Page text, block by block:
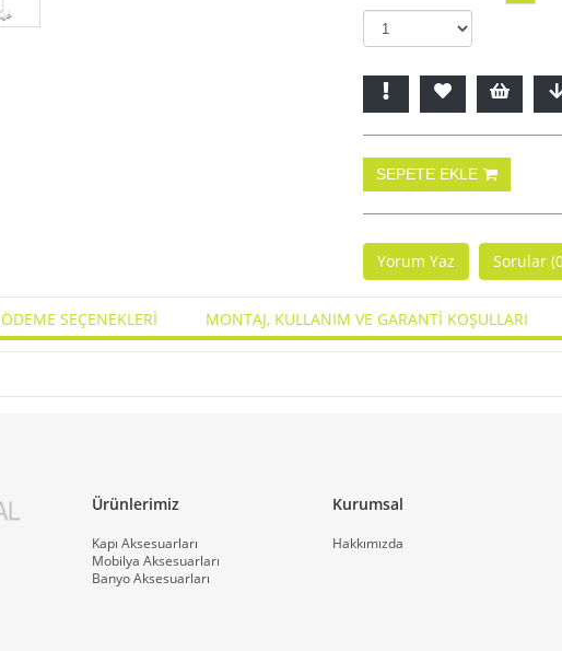
Yorum Yaz Sorular
ÖDEME SEÇENEKLERI MONTAJ, KULLANIM VE GARANTİ KOŞULLARI
Ürünlerimiz
Kapı Aksesuarları
Mobilya Aksesuarları
Banyo Aksesuarları
Kurumsal
Hakkımızda